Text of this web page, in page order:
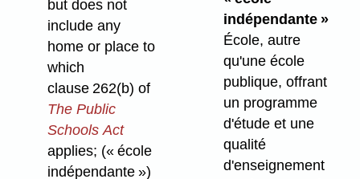
but does not
include any
home or place to
which
clause 262(b) of
The Public
Schools Act
applies; (« école
indépendante »)
indépendante »
École, autre
qu'une école
publique, offrant
un programme
d'étude et une
qualité
d'enseignement